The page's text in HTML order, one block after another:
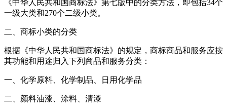
《中华人民共和国商标法》第七版中的分类方法，即包括34个
一级大类和270个二级小类。
二、商标小类的分类
根据《中华人民共和国商标法》的规定，商标商品和服务应按
其功能和用途归入下列商品和服务分类：
一、化学原料、化学制品、日用化学品
二、颜料油漆、涂料、清漆